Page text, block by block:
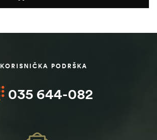
KORISNIČKA PODRŠKA
035 644-082